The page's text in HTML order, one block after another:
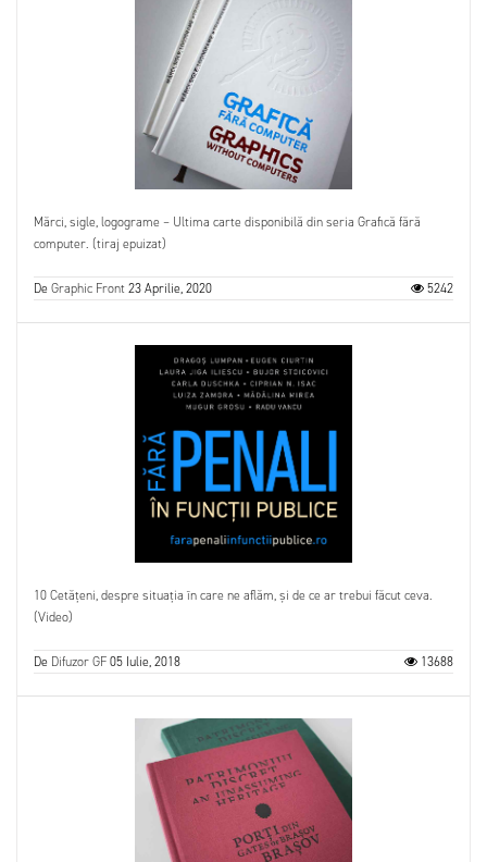
Mărci, sigle, logograme – Ultima carte disponibilă din seria Grafică fără
computer. (tiraj epuizat)
DeGraphic Front23 Aprilie, 2020 5242
10 Cetățeni, despre situația în care ne aflăm, și de ce ar trebui făcut ceva.
(Video)
De Difuzor GF05 Iulie, 2018 13688